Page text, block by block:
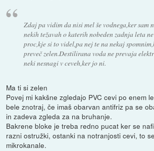
Zdaj pa vidim da nisi mel še vodnega,ker sam
nekih težavah o katerih nobeden zadnja leta
proc,kje si to videl,pa nej te na nekaj
preveč zelen.Destilirana voda ne prevaja
neki nesnagi v ceveh,ker jo ni.
Ma ti si zelen
Povej mi kakšne zgledajo PVC cevi po enem
bele znotraj, če imaš obarvan antifriz pa se
in zadeva zgleda za na bruhanje.
Bakrene bloke je treba redno pucat ker se
razni ostružki, ostanki na notranjosti cevi, to
mikrokanale.